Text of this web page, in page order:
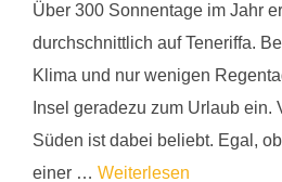
Über 300 Sonnentage im Jahr
durchschnittlich auf Teneriffa.
Klima und nur wenigen
Insel geradezu zum Urlaub ein.
Süden ist dabei beliebt. Egal,
einer … Weiterlesen